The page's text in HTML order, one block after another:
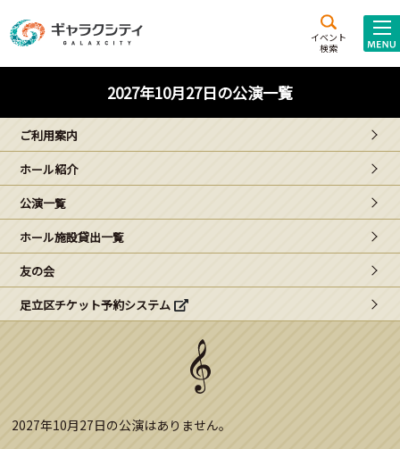
イベント
検索
施設案内
西新井
文化ホール
ギャラクシティとは
こどもみーてぃんぐ
Gがくえん
ブランドからのお知らせ
2027年10月27日の公演一覧
ご利用案内
ホール紹介
公演一覧
ホール施設貸出一覧
友の会
足立区チケット予約システム
2027年10月27日の公演はありません。